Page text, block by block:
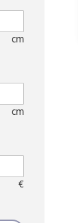
cm
cm
€